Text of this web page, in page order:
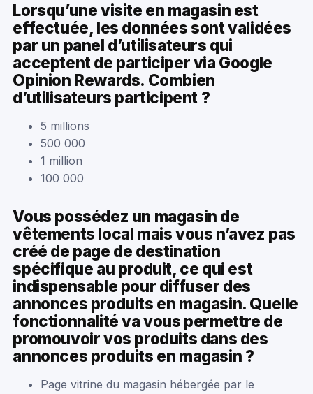
Lorsqu’une visite en magasin est
effectuée, les données sont validées
par un panel d’utilisateurs qui
acceptent de participer via Google
Opinion Rewards. Combien
d’utilisateurs participent ?
5 millions
500 000
1 million
100 000
Vous possédez un magasin de
vêtements local mais vous n’avez pas
créé de page de destination
spécifique au produit, ce qui est
indispensable pour diffuser des
annonces produits en magasin. Quelle
fonctionnalité va vous permettre de
promouvoir vos produits dans des
annonces produits en magasin ?
Page vitrine du magasin hébergée par le